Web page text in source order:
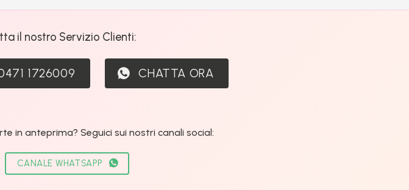
il nostro Servizio Clienti:
1726009 CHATTA ORA
in anteprima? Seguici sui nostri canali social:
CANALE WHATSAPP